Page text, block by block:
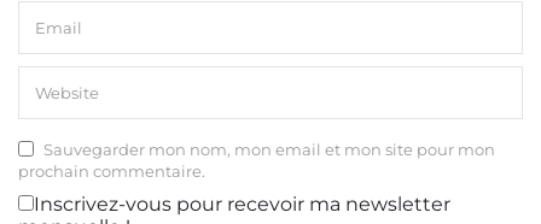
Sauvegarder mon nom, mon email et mon site pour mon
prochain commentaire.
Inscrivez-vous pour recevoir ma newsletter